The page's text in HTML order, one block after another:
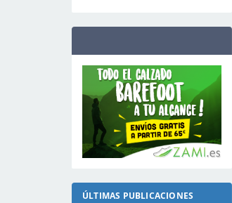
ÚLTIMAS PUBLICACIONES